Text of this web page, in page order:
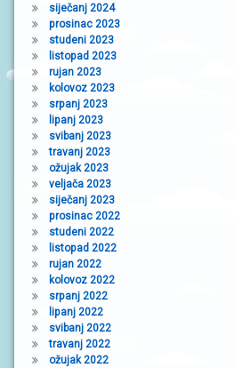
siječanj 2024
prosinac 2023
studeni 2023
listopad 2023
rujan 2023
kolovoz 2023
srpanj 2023
lipanj 2023
svibanj 2023
travanj 2023
ožujak 2023
veljača 2023
siječanj 2023
prosinac 2022
studeni 2022
listopad 2022
rujan 2022
kolovoz 2022
srpanj 2022
lipanj 2022
svibanj 2022
travanj 2022
ožujak 2022